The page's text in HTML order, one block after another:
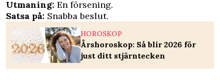
Utmaning: En försening.
Satsa på: Snabba beslut.
HOROSKOP
Årshoroskop: Så blir 2026 för
just ditt stjärntecken